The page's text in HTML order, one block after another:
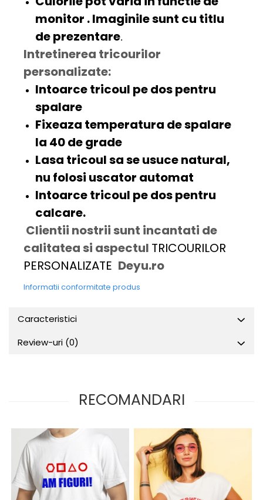
monitor . Imaginile sunt cu titlu
de prezentare.
Intretinerea tricourilor
personalizate:
Intoarce tricoul pe dos pentru
spalare
Fixeaza temperatura de spalare
la 40 de grade
Lasa tricoul sa se usuce natural,
nu folosi uscator automat
Intoarce tricoul pe dos pentru
calcare.
Clientii nostrii sunt incantati de
calitatea si aspectul TRICOURILOR
PERSONALIZATE Deyu.ro
Informatii conformitate produs
Caracteristici
Review-uri (0)
RECOMANDARI